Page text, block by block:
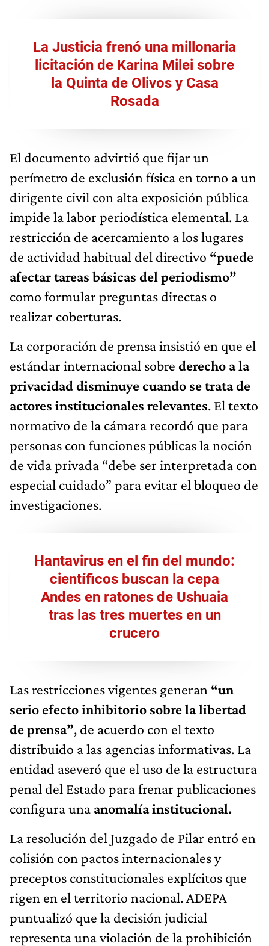
La Justicia frenó una millonaria
licitación de Karina Milei sobre
la Quinta de Olivos y Casa
Rosada
El documento advirtió que fijar un
perímetro de exclusión física en torno a un
dirigente civil con alta exposición pública
impide la labor periodística elemental. La
restricción de acercamiento a los lugares
de actividad habitual del directivo “puede
afectar tareas básicas del periodismo”
como formular preguntas directas o
realizar coberturas.
La corporación de prensa insistió en que el
estándar internacional sobre derecho a la
privacidad disminuye cuando se trata de
actores institucionales relevantes. El texto
normativo de la cámara recordó que para
personas con funciones públicas la noción
de vida privada “debe ser interpretada con
especial cuidado” para evitar el bloqueo de
investigaciones.
Hantavirus en el fin del mundo:
científicos buscan la cepa
Andes en ratones de Ushuaia
tras las tres muertes en un
crucero
Las restricciones vigentes generan “un
serio efecto inhibitorio sobre la libertad
de prensa”, de acuerdo con el texto
distribuido a las agencias informativas. La
entidad aseveró que el uso de la estructura
penal del Estado para frenar publicaciones
configura una anomalía institucional.
La resolución del Juzgado de Pilar entró en
colisión con pactos internacionales y
preceptos constitucionales explícitos que
rigen en el territorio nacional. ADEPA
puntualizó que la decisión judicial
representa una violación de la prohibición